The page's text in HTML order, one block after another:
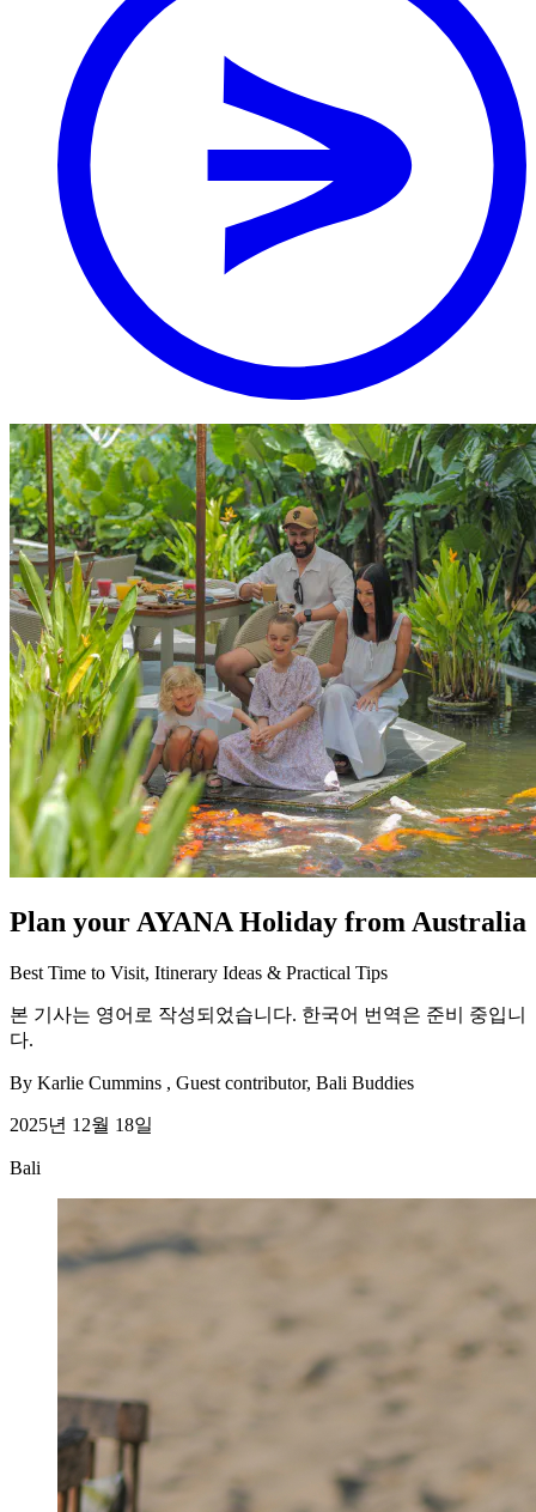
Plan your AYANA Holiday from Australia
Best Time to Visit, Itinerary Ideas & Practical Tips
본 기사는 영어로 작성되었습니다. 한국어 번역은 준비 중입니
다.
By Karlie Cummins , Guest contributor, Bali Buddies
2025년 12월 18일
Bali